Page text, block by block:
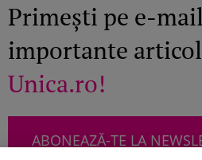
Primești pe e-
importante
Unica.ro!
ABONEAZĂ-TE LA